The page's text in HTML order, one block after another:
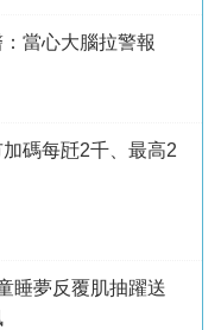
當心大腦拉警報
碼每瓩2千、最高2
睡夢反覆肌抽躍送